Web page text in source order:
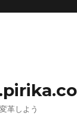
革しよう